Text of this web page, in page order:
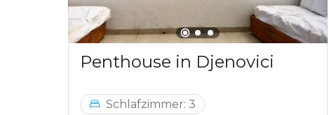
Penthouse in Djenovici
Schlafzimmer: 3